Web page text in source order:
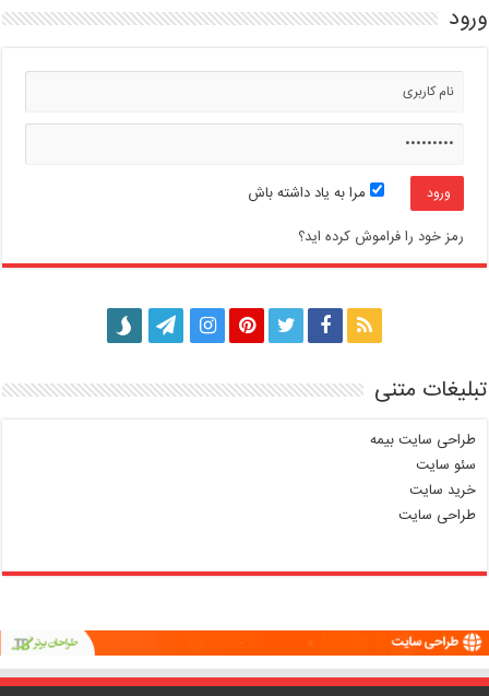
ورود
مرا به یاد داشته باش
رمز خود را فراموش کرده اید؟
تبلیغات متنی
طراحی سایت بیمه
سئو سایت
خرید سایت
طراحی سایت